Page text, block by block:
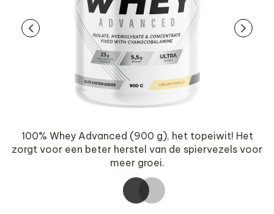
100% Whey Advanced (900 g), het topeiwit! Het
zorgt voor een beter herstel van de spiervezels voor
meer groei.